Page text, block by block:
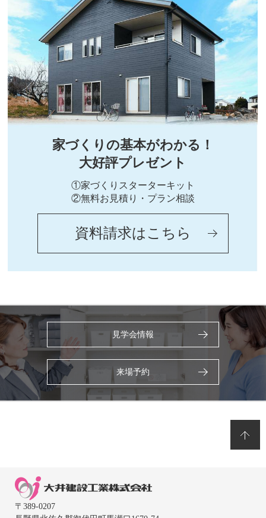
家づくりの基本がわかる！
大好評プレゼント
①家づくりスターターキット
②無料お見積り・プラン相談
資料請求はこちら
見学会情報
来場予約
〒389-0207